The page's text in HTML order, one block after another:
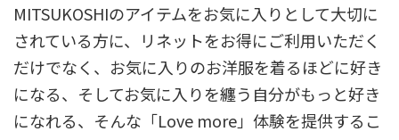
MITSUKOSHIのアイテムをお気に入りとして大切に
されている方に、リネットをお得にご利用いただく
だけでなく、お気に入りのお洋服を着るほどに好き
になる、そしてお気に入りを纏う自分がもっと好き
になれる、そんな「Love more」体験を提供するこ